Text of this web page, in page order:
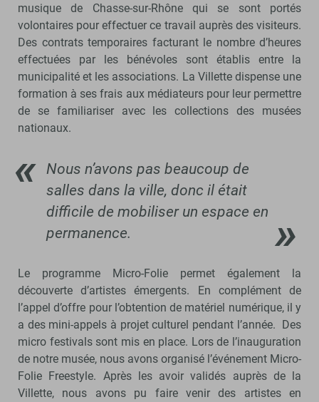
musique de Chasse-sur-Rhône qui se sont portés
volontaires pour effectuer ce travail auprès des visiteurs.
Des contrats temporaires facturant le nombre d’heures
effectuées par les bénévoles sont établis entre la
municipalité et les associations. La Villette dispense une
formation à ses frais aux médiateurs pour leur permettre
de se familiariser avec les collections des musées
nationaux.
Nous n’avons pas beaucoup de
salles dans la ville, donc il était
difficile de mobiliser un espace en
permanence.
Le programme Micro-Folie permet également la
découverte d’artistes émergents. En complément de
l’appel d’offre pour l’obtention de matériel numérique, il y
a des mini-appels à projet culturel pendant l’année. Des
micro festivals sont mis en place. Lors de l’inauguration
de notre musée, nous avons organisé l’événement Micro-
Folie Freestyle. Après les avoir validés auprès de la
Villette, nous avons pu faire venir des artistes en